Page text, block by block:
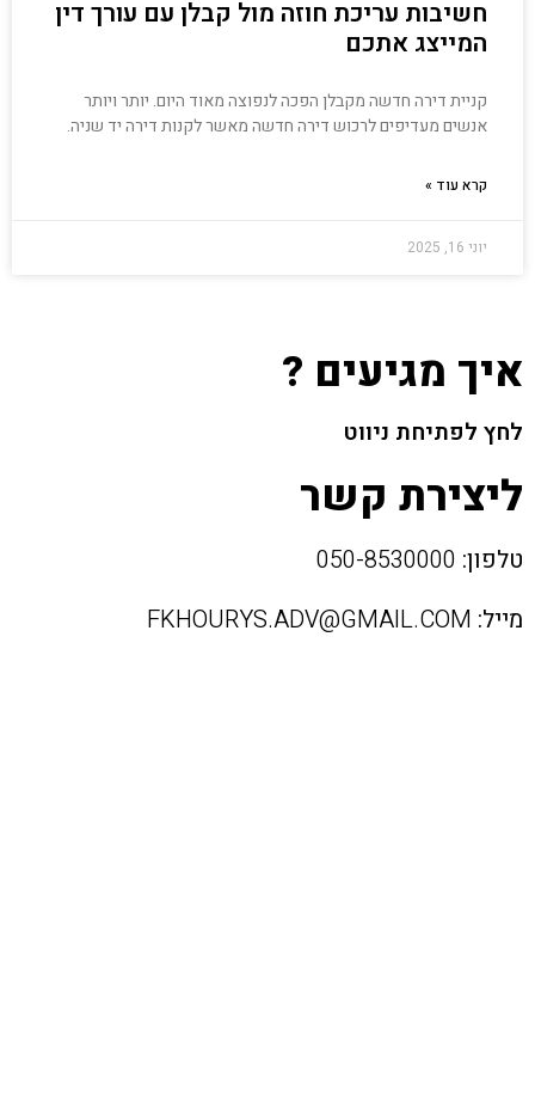
חשיבות עריכת חוזה מול קבלן עם עורך דין
המייצג אתכם
קניית דירה חדשה מקבלן הפכה לנפוצה מאוד היום. יותר ויותר
אנשים מעדיפים לרכוש דירה חדשה מאשר לקנות דירה יד שניה.
קרא עוד »
יוני 16, 2025
איך מגיעים ?
לחץ לפתיחת ניווט
ליצירת קשר
טלפון:
מייל: FKHOURYS.ADV@GMAIL.COM